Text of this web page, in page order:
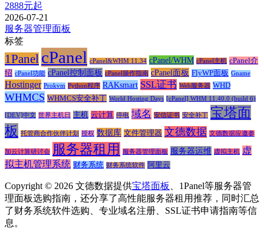
2888元起
2026-07-21
服务器管理面板
标签
1Panel cPanel cPanel&WHM 11.34 cPanel/WHM cPanel主机 cPanel介
绍 cPanel功能 cPanel控制面板 cPanel操作指南 cPanel面板 FlyWP面板 Gname
Hostinger Prokvm Python程序 RAKsmart SSL证书 Web服务器 WHD
WHMCS WHMCS安全补丁 World Hosting Days [cPanel] WHM 11.40.0 (build 6)
[DEV]中文 世界主机日 主机 云计算 停电 域名 安信证书 安全补丁 宝塔面
板
托管商合作伙伴计划 授权 数据库 文件管理器 文德数据 文德数据应邀参
加云计算研讨会 服务器租用 服务器管理面板 服务器运维 虚拟主机 虚
拟主机管理系统 财务系统 财务系统软件 阿里云
Copyright © 2026 文德数据提供宝塔面板
、1Panel等服务器管
理面板选购指南，还分享了高性能服务器租用推荐，同时汇总
了财务系统软件选购、专业域名注册、SSL证书申请指南等信
息。